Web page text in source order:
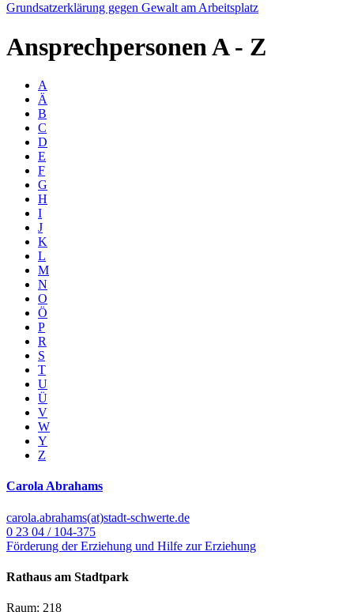
Grundsatzerklärung gegen Gewalt am Arbeitsplatz
AnsprechpersonenA - Z
A
Ä
B
C
D
E
F
G
H
I
J
K
L
M
N
O
Ö
P
R
S
T
U
Ü
V
W
Y
Z
Carola Abrahams
carola.abrahams(at)stadt-schwerte.de
0 23 04 / 104-375
Förderung der Erziehung und Hilfe zur Erziehung
Rathaus am Stadtpark
Raum: 218